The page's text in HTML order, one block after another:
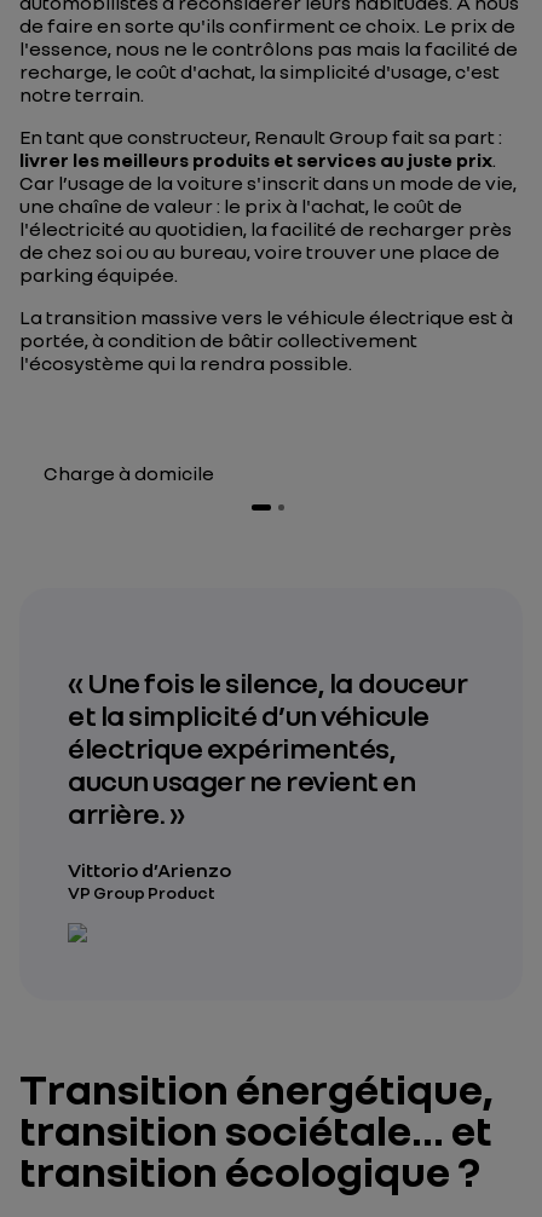
de faire en sorte qu'ils confirment ce choix. Le prix de
l'essence, nous ne le contrôlons pas mais la facilité de
recharge, le coût d'achat, la simplicité d'usage, c'est
notre terrain.
En tant que constructeur, Renault Group fait sa part :
livrer les meilleurs produits et services au juste prix.
Car l’usage de la voiture s'inscrit dans un mode de vie,
une chaîne de valeur : le prix à l'achat, le coût de
l'électricité au quotidien, la facilité de recharger près
de chez soi ou au bureau, voire trouver une place de
parking équipée.
La transition massive vers le véhicule électrique est à
portée, à condition de bâtir collectivement
l'écosystème qui la rendra possible.
Charge à domicile
« Une fois le silence, la douceur
et la simplicité d’un véhicule
électrique expérimentés,
aucun usager ne revient en
arrière. »
Vittorio d’Arienzo
VP Group Product
Transition énergétique,
transition sociétale... et
transition écologique ?